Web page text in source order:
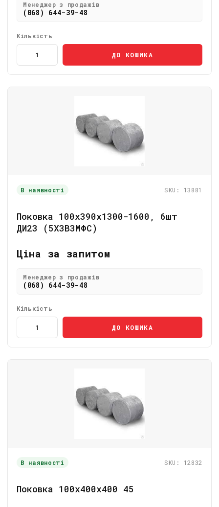
Менеджер з продажів
(068) 644-39-48
Кількість
ДО КОШИКА
В наявності SKU: 13881
Поковка 100х390х1300-1600, 6шт
ДИ23 (5Х3В3МФС)
Ціна за запитом
Менеджер з продажів
(068) 644-39-48
Кількість
ДО КОШИКА
В наявності SKU: 12832
Поковка 100х400х400 45